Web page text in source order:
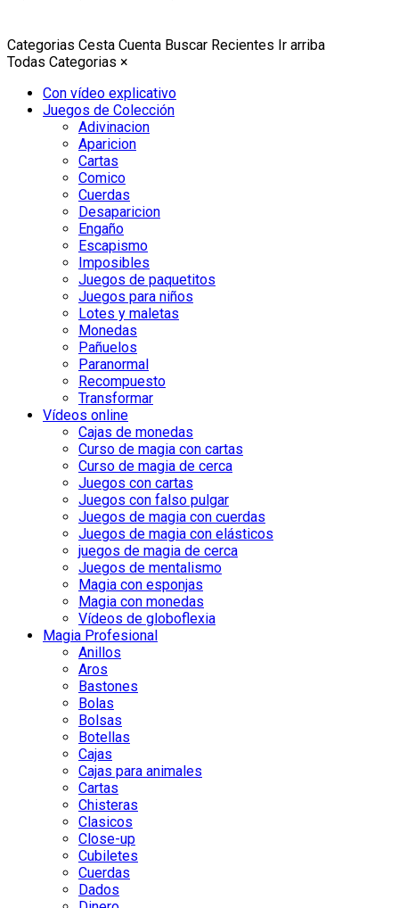
Categorias Cesta Cuenta Buscar Recientes Ir arriba
Todas Categorias ×
Con vídeo explicativo
Juegos de Colección
Adivinacion
Aparicion
Cartas
Comico
Cuerdas
Desaparicion
Engaño
Escapismo
Imposibles
Juegos de paquetitos
Juegos para niños
Lotes y maletas
Monedas
Pañuelos
Paranormal
Recompuesto
Transformar
Vídeos online
Cajas de monedas
Curso de magia con cartas
Curso de magia de cerca
Juegos con cartas
Juegos con falso pulgar
Juegos de magia con cuerdas
Juegos de magia con elásticos
juegos de magia de cerca
Juegos de mentalismo
Magia con esponjas
Magia con monedas
Vídeos de globoflexia
Magia Profesional
Anillos
Aros
Bastones
Bolas
Bolsas
Botellas
Cajas
Cajas para animales
Cartas
Chisteras
Clasicos
Close-up
Cubiletes
Cuerdas
Dados